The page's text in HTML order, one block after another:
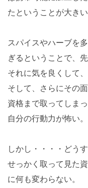
たということが大きい
スパイスやハーブを
ぎるということで、
それに気を良くして
そして、さらにその
資格まで取ってしまっ
自分の行動力が怖い。
しかし・・・・どう
せっかく取って見た
に何も変わらない。